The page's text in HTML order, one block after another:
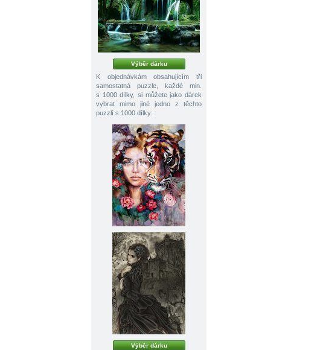
Výběr dárku
K objednávkám obsahujícím tři
samostatná puzzle, každé min.
s 1000 dílky, si můžete jako dárek
vybrat mimo jiné jedno z těchto
puzzlí s 1000 dílky:
Výběr dárku